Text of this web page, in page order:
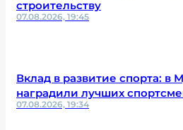
строительству
07.08.2026, 19:45
Вклад в развитие спорта: в
наградили лучших
07.08.2026, 19:34